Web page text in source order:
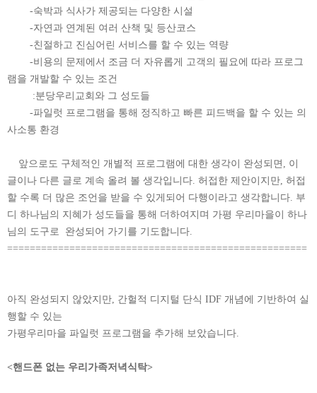
-숙박과 식사가 제공되는 다양한 시설
-자연과 연계된 여러 산책 및 등산코스
-친절하고 진심어린 서비스를 할 수 있는 역량
-비용의 문제에서 조금 더 자유롭게 고객의 필요에 따라 프로그
램을 개발할 수 있는 조건
:분당우리교회와 그 성도들
-파일럿 프로그램을 통해 정직하고 빠른 피드백을 할 수 있는 의
사소통 환경
앞으로도 구체적인 개별적 프로그램에 대한 생각이 완성되면, 이
글이나 다른 글로 계속 올려 볼 생각입니다. 허접한 제안이지만, 허접
할 수록 더 많은 조언을 받을 수 있게되어 다행이라고 생각합니다. 부
디 하나님의 지혜가 성도들을 통해 더하여지며 가평 우리마을이 하나
님의 도구로 완성되어 가기를 기도합니다.
=====================================================
아직 완성되지 않았지만, 간헐적 디지털 단식 IDF 개념에 기반하여 실
행할 수 있는
가평우리마을 파일럿 프로그램을 추가해 보았습니다.
<핸드폰 없는 우리가족저녁식탁>